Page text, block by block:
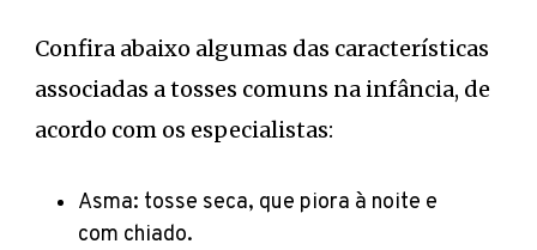
Confira abaixo algumas das características
associadas a tosses comuns na infância, de
acordo com os especialistas:
Asma: tosse seca, que piora à noite e
com chiado.